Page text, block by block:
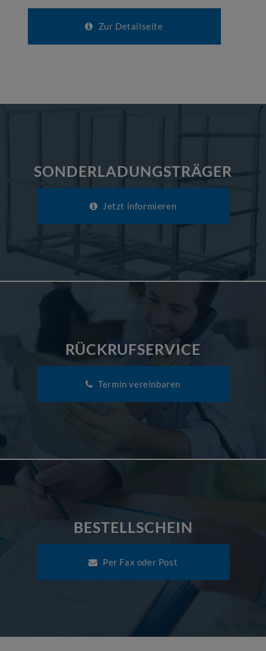
Zur Detailseite
SONDERLADUNGSTRÄGER
Jetzt informieren
RÜCKRUFSERVICE
Termin vereinbaren
BESTELLSCHEIN
Per Fax oder Post